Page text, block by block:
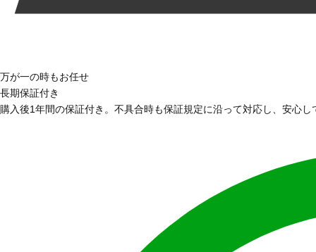
万が一の時もお任せ
長期保証付き
購入後1年間の保証付き。不具合時も保証規定に沿って対応し、安心